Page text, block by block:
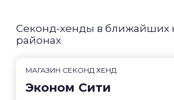
Секонд-хенды в ближайших
районах
МАГАЗИН СЕКОНД ХЕНД
Эконом Сити